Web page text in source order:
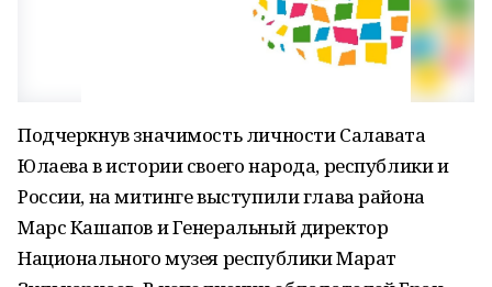
Подчеркнув значимость личности Салавата
Юлаева в истории своего народа, республики и
России, на митинге выступили глава района
Марс Кашапов и Генеральный директор
Национального музея республики Марат